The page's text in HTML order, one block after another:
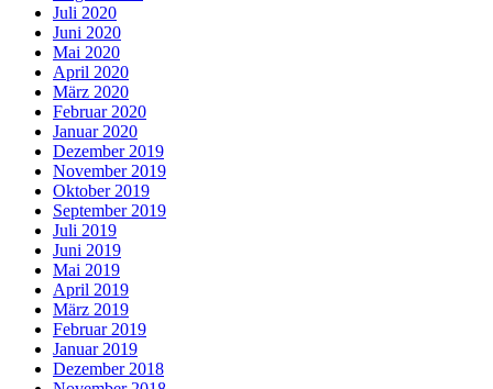
Juli 2020
Juni 2020
Mai 2020
April 2020
März 2020
Februar 2020
Januar 2020
Dezember 2019
November 2019
Oktober 2019
September 2019
Juli 2019
Juni 2019
Mai 2019
April 2019
März 2019
Februar 2019
Januar 2019
Dezember 2018